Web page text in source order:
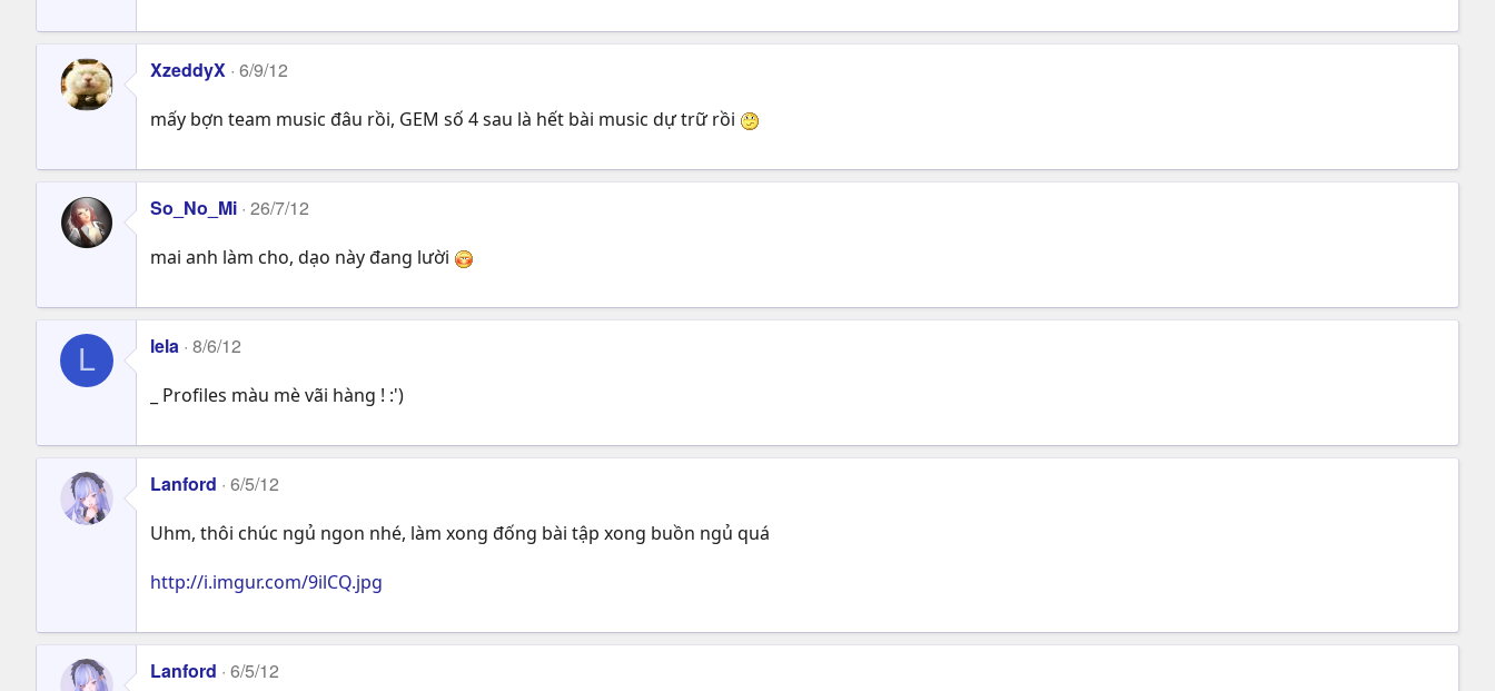
XzeddyX 6/9/12
mấy bợn team music đâu rồi, GEM số 4 sau là hết bài music dự trữ rồi
So_No_Mi 26/7/12
mai anh làm cho, dạo này đang lười
L lela 8/6/12
_ Profiles màu mè vãi hàng ! :')
Lanford 6/5/12
Uhm, thôi chúc ngủ ngon nhé, làm xong đống bài tập xong buồn ngủ quá
http://i.imgur.com/9ilCQ.jpg
Lanford 6/5/12